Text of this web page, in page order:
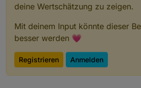
deine Wertschätzung zu zeigen.
Mit deinem Input könnte dieser
besser werden 💗
Registrieren Anmelden